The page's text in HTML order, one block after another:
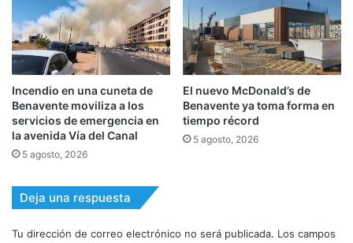
Incendio en una cuneta de
Benavente moviliza a los
servicios de emergencia en
la avenida Vía del Canal
5 agosto, 2026
El nuevo McDonald’s de
Benavente ya toma forma en
tiempo récord
5 agosto, 2026
Deja una respuesta
Tu dirección de correo electrónico no será publicada. Los campos